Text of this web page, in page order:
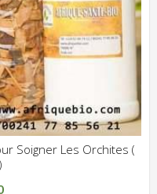
Soigner Les Orchites (